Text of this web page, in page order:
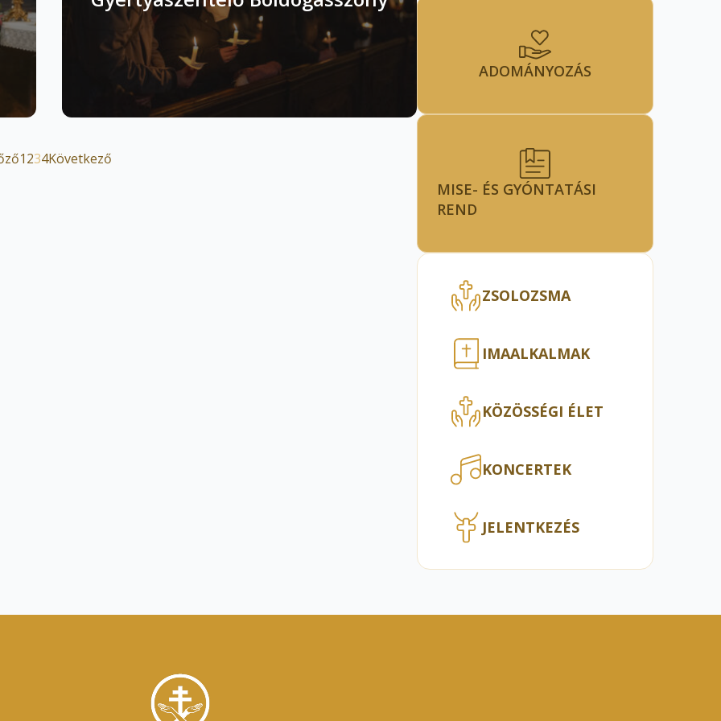
1234Következő
ADOMÁNYOZÁS
MISE- ÉS GYÓNTATÁSI
REND
ZSOLOZSMA
IMAALKALMAK
KÖZÖSSÉGI ÉLET
KONCERTEK
JELENTKEZÉS